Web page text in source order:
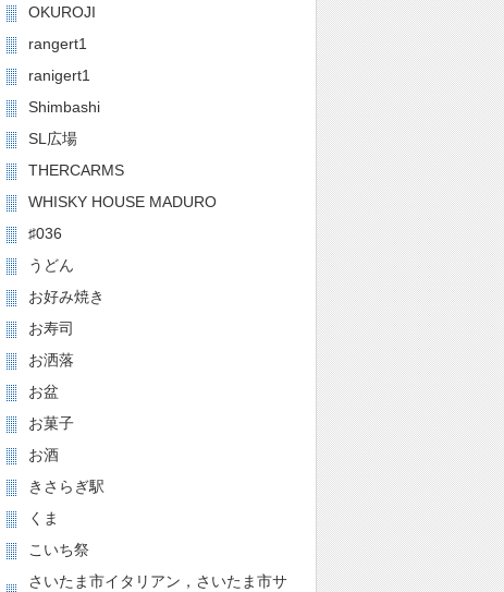
OKUROJI
rangert1
ranigert1
Shimbashi
SL広場
THERCARMS
WHISKY HOUSE MADURO
♯036
うどん
お好み焼き
お寿司
お洒落
お盆
お菓子
お酒
きさらぎ駅
くま
こいち祭
さいたま市イタリアン，さいたま市サ